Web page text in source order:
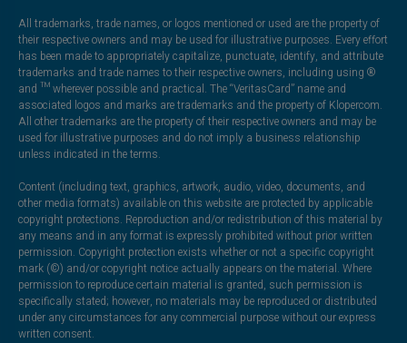
All trademarks, trade names, or logos mentioned or used are the property of
their respective owners and may be used for illustrative purposes. Every effort
has been made to appropriately capitalize, punctuate, identify, and attribute
trademarks and trade names to their respective owners, including using ®
and ™ wherever possible and practical. The “VeritasCard” name and
associated logos and marks are trademarks and the property of Klopercom.
All other trademarks are the property of their respective owners and may be
used for illustrative purposes and do not imply a business relationship
unless indicated in the terms.
Content (including text, graphics, artwork, audio, video, documents, and
other media formats) available on this website are protected by applicable
copyright protections. Reproduction and/or redistribution of this material by
any means and in any format is expressly prohibited without prior written
permission. Copyright protection exists whether or not a specific copyright
mark (©) and/or copyright notice actually appears on the material. Where
permission to reproduce certain material is granted, such permission is
specifically stated; however, no materials may be reproduced or distributed
under any circumstances for any commercial purpose without our express
written consent.